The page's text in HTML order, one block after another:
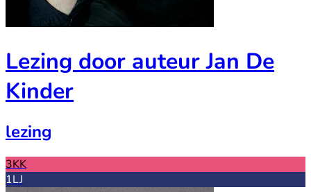
Lezing door auteur Jan De
Kinder
lezing
3KK
1LJ